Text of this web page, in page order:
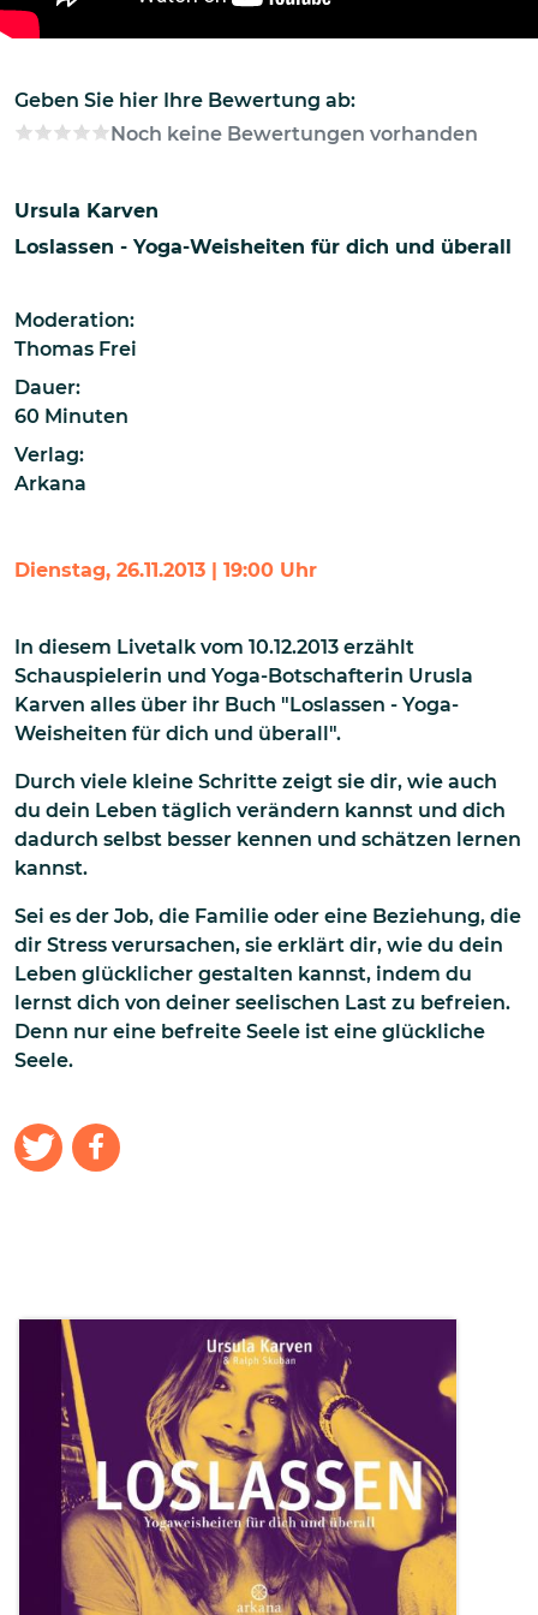
Geben Sie hier Ihre Bewertung ab:
Noch keine Bewertungen vorhanden
Ursula Karven
Loslassen - Yoga-Weisheiten für dich und überall
Moderation:
Thomas Frei
Dauer:
60 Minuten
Verlag:
Arkana
Dienstag, 26.11.2013 | 19:00 Uhr
In diesem Livetalk vom 10.12.2013 erzählt
Schauspielerin und Yoga-Botschafterin Urusla
Karven alles über ihr Buch "Loslassen - Yoga-
Weisheiten für dich und überall".
Durch viele kleine Schritte zeigt sie dir, wie auch
du dein Leben täglich verändern kannst und dich
dadurch selbst besser kennen und schätzen lernen
kannst.
Sei es der Job, die Familie oder eine Beziehung, die
dir Stress verursachen, sie erklärt dir, wie du dein
Leben glücklicher gestalten kannst, indem du
lernst dich von deiner seelischen Last zu befreien.
Denn nur eine befreite Seele ist eine glückliche
Seele.